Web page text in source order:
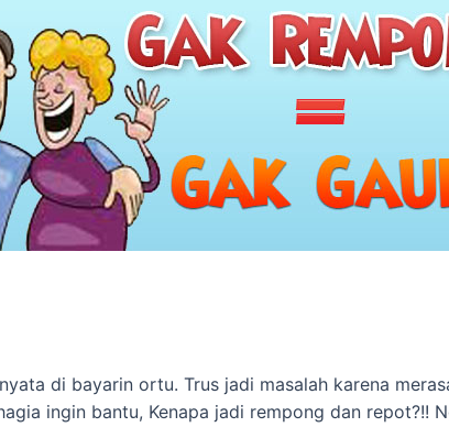
di bayarin ortu. Trus jadi masalah karena
ingin bantu, Kenapa jadi rempong dan repot?!!